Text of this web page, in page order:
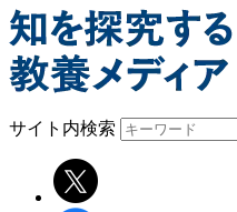
サイト内検索